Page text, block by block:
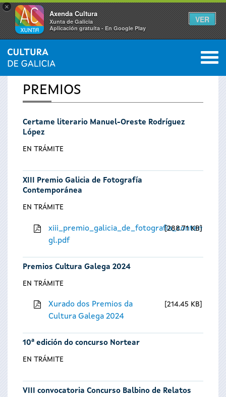
×
Axenda Cultura
Xunta de Galicia
Aplicación gratuíta - En Google Play
VER
Vostede
está
aquí
INICIO 0
PREMIOS
Certame literario Manuel-Oreste Rodríguez
López
EN TRÁMITE
XIII Premio Galicia de Fotografía
Contemporánea
EN TRÁMITE
gl.pdf
288.71 KB
Premios Cultura Galega 2024
EN TRÁMITE
Xurado dos Premios da
Cultura Galega 2024
214.45 KB
10ª edición do concurso Nortear
EN TRÁMITE
VIII convocatoria Concurso Balbino de Relatos